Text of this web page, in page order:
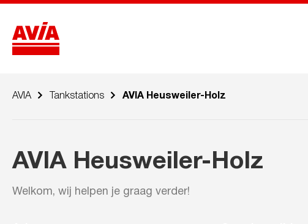
AVIA Tankstations AVIA Heusweiler-Holz
AVIA Heusweiler-Holz
Welkom, wij helpen je graag verder!